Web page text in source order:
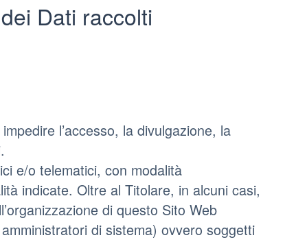
Dati raccolti
l’accesso, la divulgazione, la
e/o telematici, con modalità
indicate. Oltre al Titolare, in alcuni casi,
di questo Sito Web
di sistema) ovvero soggetti